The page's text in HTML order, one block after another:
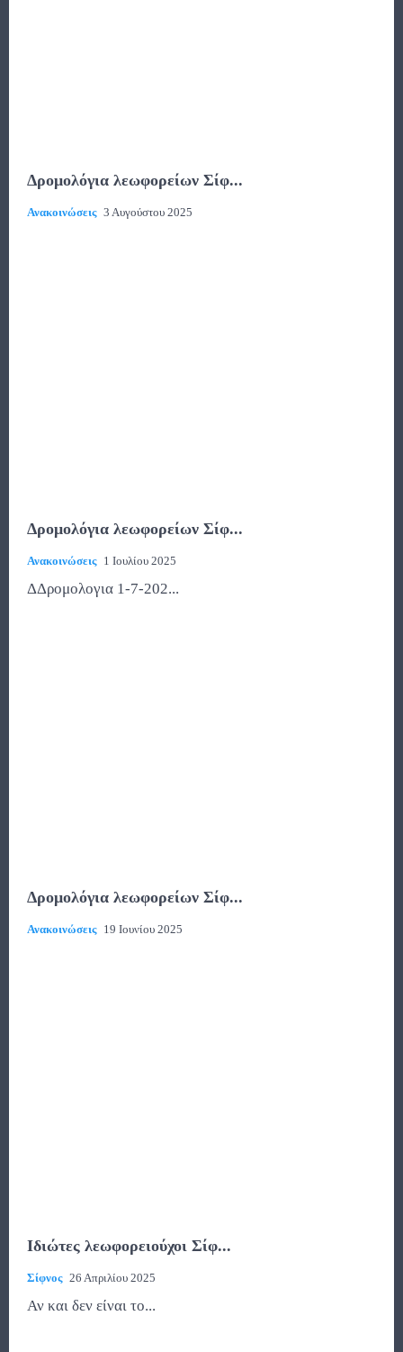
Δρομολόγια λεωφορείων Σίφ...
Ανακοινώσεις 3 Αυγούστου 2025
Δρομολόγια λεωφορείων Σίφ...
Ανακοινώσεις 1 Ιουλίου 2025
ΔΔρομολογια 1-7-202...
Δρομολόγια λεωφορείων Σίφ...
Ανακοινώσεις 19 Ιουνίου 2025
Ιδιώτες λεωφορειούχοι Σίφ...
Σίφνος 26 Απριλίου 2025
Αν και δεν είναι το...